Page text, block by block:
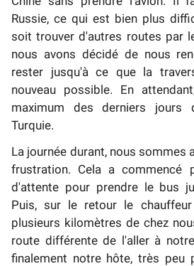
Russie, ce qui est bien plus
soit trouver d'autres routes par
nous avons décidé de nous
rester jusqu'à ce que la
nouveau possible. En
maximum des derniers jours
Turquie.
La journée durant, nous sommes
frustration. Cela a commencé
d'attente pour prendre le bus
Puis, sur le retour le
plusieurs kilomètres de chez
route différente de l'aller à
finalement notre hôte, très peu